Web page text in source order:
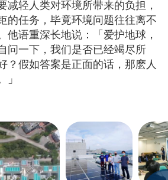
减轻人类对环境所带来的负担，
的任务，毕竟环境问题往往离不
他语重深长地说：「爱护地球，
问一下，我们是否已经竭尽所
？假如答案是正面的话，那麽人